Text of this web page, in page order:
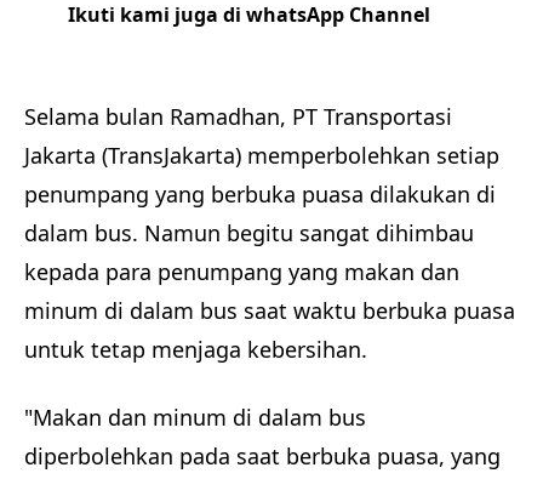
Ikuti kami juga di whatsApp Channel
Selama bulan Ramadhan, PT Transportasi
Jakarta (TransJakarta) memperbolehkan setiap
penumpang yang berbuka puasa dilakukan di
dalam bus. Namun begitu sangat dihimbau
kepada para penumpang yang makan dan
minum di dalam bus saat waktu berbuka puasa
untuk tetap menjaga kebersihan.
"Makan dan minum di dalam bus
diperbolehkan pada saat berbuka puasa, yang